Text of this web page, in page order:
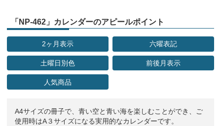
「NP-462」カレンダーのアピールポイント
2ヶ月表示 六曜表記
土曜日別色 前後月表示
人気商品
A4サイズの冊子で、青い空と青い海を楽しむことができ、ご
使用時はA３サイズになる実用的なカレンダーです。